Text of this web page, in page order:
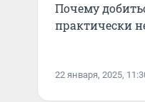
Почему
практически
22 января, 2025,